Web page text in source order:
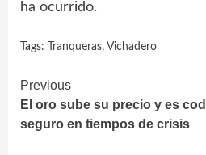
ha ocurrido.
Tags: Tranqueras, Vichadero
Continue
Reading
Previous
El oro sube su precio y es
seguro en tiempos de crisis